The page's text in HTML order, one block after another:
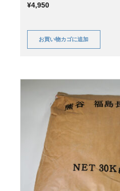
¥4,950
お買い物カゴに追加